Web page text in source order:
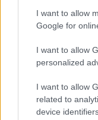
I want to allow
Google for
I want to allow
personalized
I want to allow
related to
device
ROMA Infermiere